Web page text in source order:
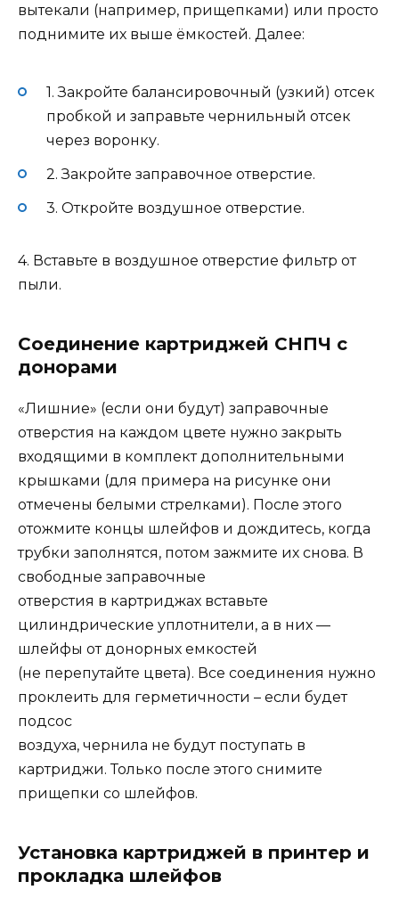
вытекали (например, прищепками) или просто
поднимите их выше ёмкостей. Далее:
1. Закройте балансировочный (узкий) отсек
пробкой и заправьте чернильный отсек
через воронку.
2. Закройте заправочное отверстие.
3. Откройте воздушное отверстие.
4. Вставьте в воздушное отверстие фильтр от
пыли.
Соединение картриджей СНПЧ с
донорами
«Лишние» (если они будут) заправочные
отверстия на каждом цвете нужно закрыть
входящими в комплект дополнительными
крышками (для примера на рисунке они
отмечены белыми стрелками). После этого
отожмите концы шлейфов и дождитесь, когда
трубки заполнятся, потом зажмите их снова. В
свободные заправочные
отверстия в картриджах вставьте
цилиндрические уплотнители, а в них —
шлейфы от донорных емкостей
(не перепутайте цвета). Все соединения нужно
проклеить для герметичности – если будет
подсос
воздуха, чернила не будут поступать в
картриджи. Только после этого снимите
прищепки со шлейфов.
Установка картриджей в принтер и
прокладка шлейфов